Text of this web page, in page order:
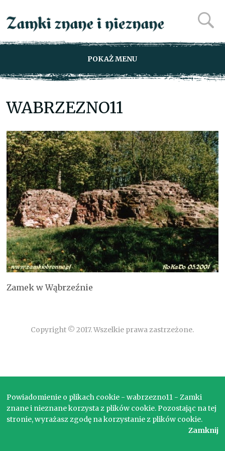
POKAŻ MENU
WABRZEZNO11
Zamek w Wąbrzeźnie
Copyright © 2017. Wszelkie prawa zastrzeżone.
Powiadomienie o plikach cookie - wabrzezno11 - Zamki
znane i nieznane korzysta z plików cookie. Pozostając na tej
stronie, wyrażasz zgodę na korzystanie z plików cookie.
Zamknij